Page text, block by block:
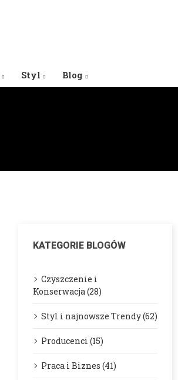
Styl Blog
KATEGORIE BLOGÓW
Czyszczenie i
Konserwacja (28)
Styl i najnowsze Trendy (62)
Producenci (15)
Praca i Biznes (41)